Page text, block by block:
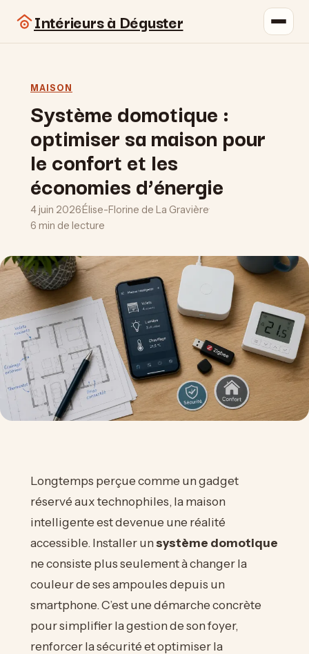
Intérieurs à Déguster
MAISON
Système domotique :
optimiser sa maison pour
le confort et les
économies d’énergie
4 juin 2026·Élise-Florine de La Gravière·
6 min de lecture
Longtemps perçue comme un gadget
réservé aux technophiles, la maison
intelligente est devenue une réalité
accessible. Installer unsystème domotique
ne consiste plus seulement à changer la
couleur de ses ampoules depuis un
smartphone. C’est une démarche concrète
pour simplifier la gestion de son foyer,
renforcer la sécurité et optimiser la